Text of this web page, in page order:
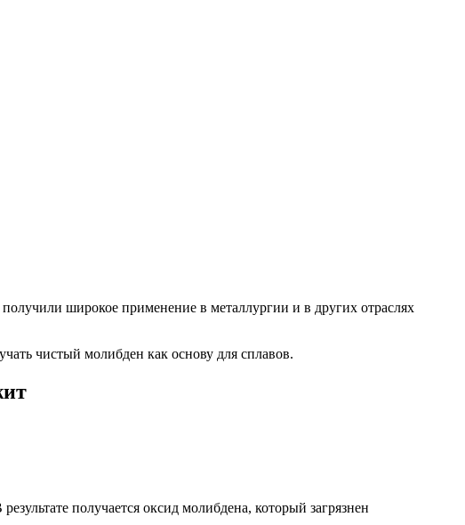
широкое применение в металлургии и в других отраслях
чистый молибден как основу для сплавов.
получается оксид молибдена, который загрязнен